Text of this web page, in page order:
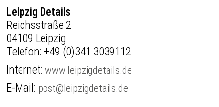
Leipzig Details
Reichsstraße 2
04109 Leipzig
Telefon: +49 (0)341 3039112
Internet:www.leipzigdetails.de
E-Mail: post@leipzigdetails.de